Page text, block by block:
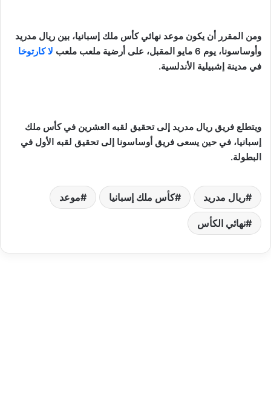
ومن المقرر أن يكون موعد نهائي كأس ملك إسبانيا، بين ريال مدريد
وأوساسونا، يوم 6 مايو المقبل، على أرضية ملعب ملعب
لا كارتوخا
في مدينة إشبيلية الأندلسية.
ويتطلع فريق ريال مدريد إلى تحقيق لقبه العشرين في كأس ملك
إسبانيا، في حين يسعى فريق أوساسونا إلى تحقيق لقبه الأول في
البطولة.
ريال مدريد كأس ملك إسبانيا موعد
نهائي الكأس